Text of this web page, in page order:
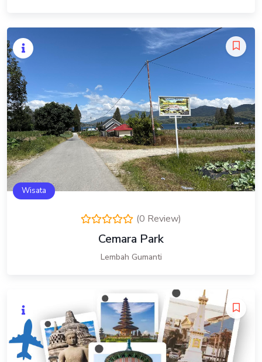
Wisata
(0 Review)
Cemara Park
Lembah Gumanti